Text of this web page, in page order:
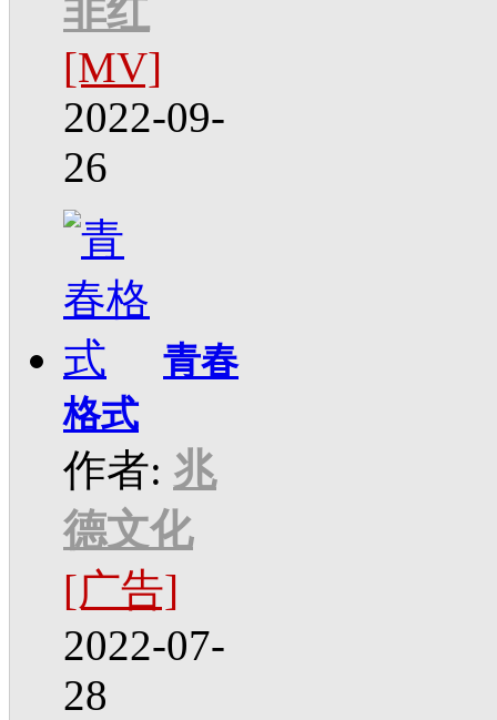
非红
[MV]
2022-09-
26
青春
格式
作者: 兆
德文化
[广告]
2022-07-
28